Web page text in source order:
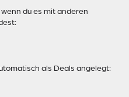
du es mit anderen
als Deals angelegt: